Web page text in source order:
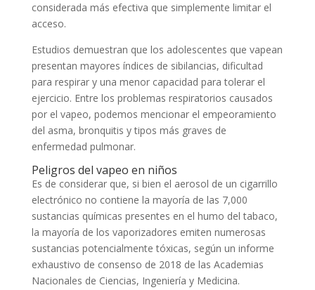
considerada más efectiva que simplemente limitar el
acceso.
Estudios demuestran que los adolescentes que vapean
presentan mayores índices de sibilancias, dificultad
para respirar y una menor capacidad para tolerar el
ejercicio. Entre los problemas respiratorios causados ​​
por el vapeo, podemos mencionar el empeoramiento
del asma, bronquitis y tipos más graves de
enfermedad pulmonar.
Peligros del vapeo en niños
Es de considerar que, si bien el aerosol de un cigarrillo
electrónico no contiene la mayoría de las 7,000
sustancias químicas presentes en el humo del tabaco,
la mayoría de los vaporizadores emiten numerosas
sustancias potencialmente tóxicas, según un informe
exhaustivo de consenso de 2018 de las Academias
Nacionales de Ciencias, Ingeniería y Medicina.